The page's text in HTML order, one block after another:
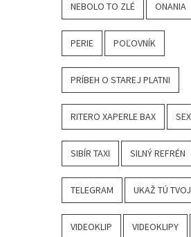
NEBOLO TO ZLÉ ONANIA
PERIE POĽOVNÍK
PRÍBEH O STAREJ PLATNI
RITERO XAPERLE BAX
SIBÍR TAXI SILNÝ REFRÉN
TELEGRAM UKAŽ TÚ
VIDEOKLIP VIDEOKLIPY